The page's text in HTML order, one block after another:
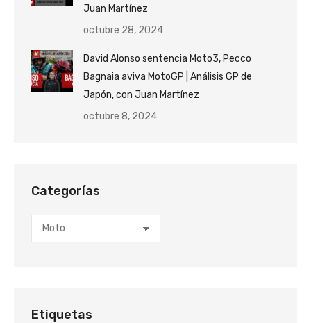
Juan Martínez
octubre 28, 2024
David Alonso sentencia Moto3, Pecco
Bagnaia aviva MotoGP | Análisis GP de
Japón, con Juan Martínez
octubre 8, 2024
Categorías
Categorías
Etiquetas